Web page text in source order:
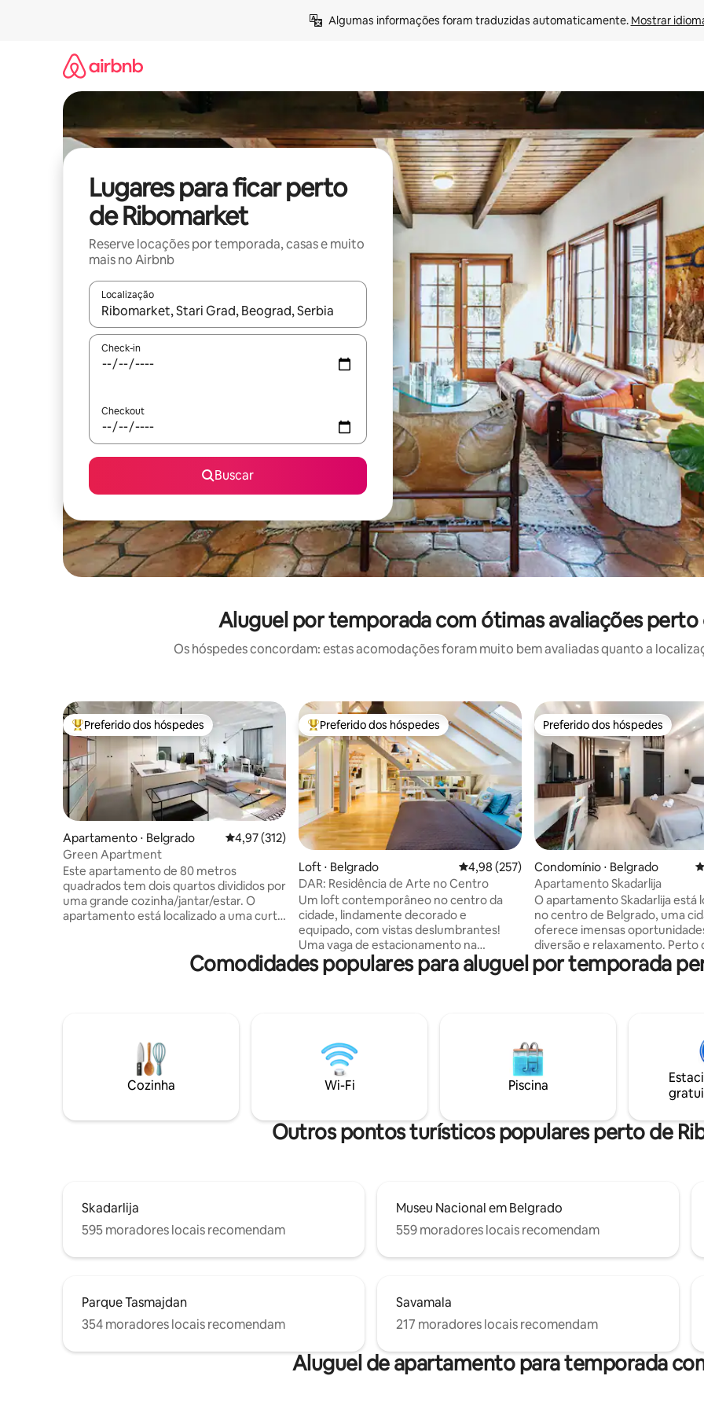
Algumas informações foram traduzidas automaticamente. Mostrar
Lugares para ficar perto
de Ribomarket
Reserve locações por temporada, casas e muito
mais no Airbnb
Localização
Quando os resultados estiverem disponíveis, explore-os usando as seta para cima e para baixo do teclado ou tocando
Check-in
Checkout
Buscar
Aluguel por temporada com ótimas avaliações
Os hóspedes concordam: estas acomodações foram muito bem avaliadas quanto a
Entre os melhores preferidos dos hóspedes
Preferido dos hóspedes
Apartamento ⋅ Belgrado 4,97 de uma avaliação média de 5, 312 avaliações
4,97 (312)
Green Apartment
Este apartamento de 80 metros
quadrados tem dois quartos divididos por
uma grande cozinha/jantar/estar. O
apartamento está localizado a uma curta
Nacional, Museu e Teatro, rua Knez
Mihajlova, Fortaleza Kalemegdan,
restaurantes mais bem avaliados estão
nesta área. Há uma mercearia 24 horas, 7
dias por semana, na esquina.
Entre os melhores preferidos dos hóspedes
Preferido dos hóspedes
Loft ⋅ Belgrado 4,98 de uma avaliação média de 5, 257
4,98 (257)
DAR: Residência de Arte no Centro
Um loft contemporâneo no centro da
cidade, lindamente decorado e
equipado, com vistas deslumbrantes!
Uma vaga de estacionamento na
garagem gratuitamente! Pelo bairro
boêmio de Skadarlija, por um mercado
pontos de trânsito e muito mais, a uma
curta distância a pé. Uma casa que tem
tudo o que você pode precisar para uma
estadia confortável, com proprietários
Preferido dos hóspedes
Preferido dos hóspedes
Condomínio ⋅ Belgrado
Apartamento Skadarlija
O apartamento Skadarlija está
no centro de Belgrado, uma
oferece imensas
diversão e relaxamento. Perto
apartamento há todo o
essencial, o Teatro Nacional, a
apartamento, moderno e feito
materiais de alta qualidade,
pedra... fará você se sentir em
todas as comodidades que o
Comodidades populares para aluguel por temporada
Cozinha Wi-Fi Piscina
Outros pontos turísticos populares perto de
Skadarlija
595 moradores locais recomendam
Museu Nacional em Belgrado
559 moradores locais recomendam
Parque Tasmajdan
354 moradores locais recomendam
Savamala
217 moradores locais recomendam
Aluguel de apartamento para temporada